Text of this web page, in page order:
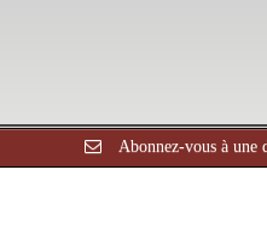
Abonnez-vous à une